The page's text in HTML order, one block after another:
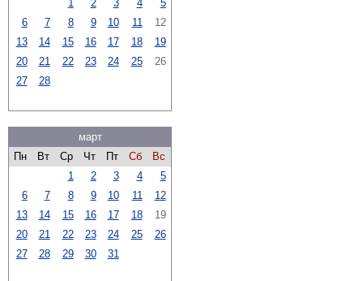
1 2 3 4
5
6
7 8 9 10 11
12
13
14 15 16 17 18
19
20
21 22 23 24 25
26
27
28
март
Пн
Вт Ср Чт Пт Сб
Вс
1
2 3 4
5
6
7 8 9 10 11
12
13
14 15 16 17 18
19
20
21 22 23 24 25
26
27
28 29 30 31